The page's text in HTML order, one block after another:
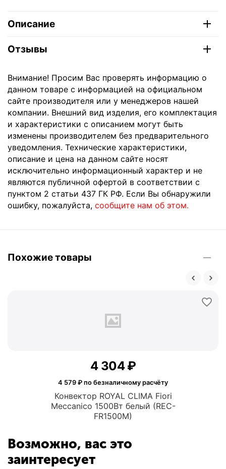
Описание
Отзывы
Внимание! Просим Вас проверять информацию о
данном товаре с информацией на официальном
сайте производителя или у менеджеров нашей
компании. Внешний вид изделия, его комплектация
и характеристики с описанием могут быть
изменены производителем без предварительного
уведомления. Технические характеристики,
описание и цена на данном сайте носят
исключительно информационный характер и не
являются публичной офертой в соответствии с
пунктом 2 статьи 437 ГК РФ. Если Вы обнаружили
ошибку, пожалуйста, сообщите нам об этом.
Похожие товары
Конвектор ROYAL CLIMA Fiori
Meccanico 1500Вт белый (REC-
FR1500M)
4 304₽
4 579 ₽ по безналичному расчёту
Возможно, вас это
заинтересует